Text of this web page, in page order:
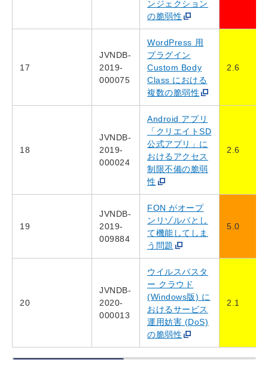
ンジェクション
の脆弱性
17
JVNDB-
2019-
000075
WordPress 用
プラグイン
Custom Body
Class における
複数の脆弱性
2.6
18
JVNDB-
2019-
000024
Android アプリ
「クリエイトSD
公式アプリ」に
おけるアクセス
制限不備の脆弱
性
2.6
19
JVNDB-
2019-
009884
FON がオープ
ンリゾルバとし
て機能してしま
う問題
5.0
20
JVNDB-
2020-
000013
ウイルスバスタ
ー クラウド
(Windows版) に
おけるサービス
運用妨害 (DoS)
の脆弱性
2.1